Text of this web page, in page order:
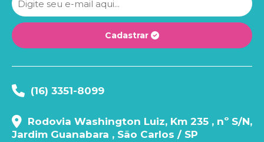
Cadastrar
(16) 3351-8099
Rodovia Washington Luiz, Km 235 , nº S/N,
Jardim Guanabara , São Carlos / SP